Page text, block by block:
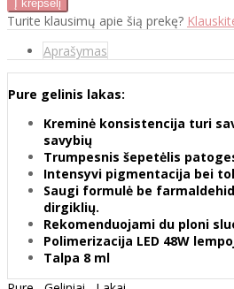
Turite klausimų apie šią prekę?
Aprašymas
Pure gelinis lakas:
Kreminė konsistencija turi
savybių
Trumpesnis šepetėlis
Intensyvi pigmentacija bei
Saugi formulė be
dirgiklių.
Rekomenduojami du ploni
Polimerizacija LED 48W
Talpa 8 ml